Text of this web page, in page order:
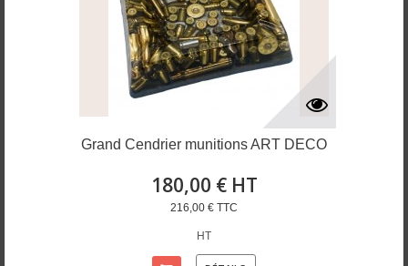
Grand Cendrier munitions ART DECO
180,00 € HT
216,00 € TTC
HT